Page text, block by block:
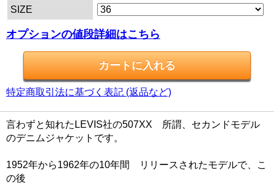
SIZE
オプションの値段詳細はこちら
特定商取引法に基づく表記 (返品など)
言わずと知れたLEVIS社の507XX 所謂、セカンドモデル
のデニムジャケットです。
1952年から1962年の10年間 リリースされたモデルで、こ
の後